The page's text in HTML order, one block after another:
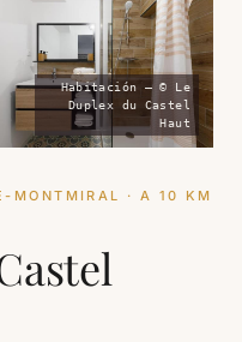
Habitación — © Le
Duplex du Castel
Haut
MONTMIRAL · A 10 KM